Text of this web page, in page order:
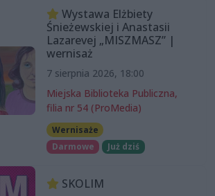
Wystawa Elżbiety
Śnieżewskiej i Anastasii
Lazarevej „MISZMASZ” |
wernisaż
7 sierpnia 2026, 18:00
Miejska Biblioteka Publiczna,
filia nr 54 (ProMedia)
Wernisaże
Darmowe
Już dziś
SKOLIM